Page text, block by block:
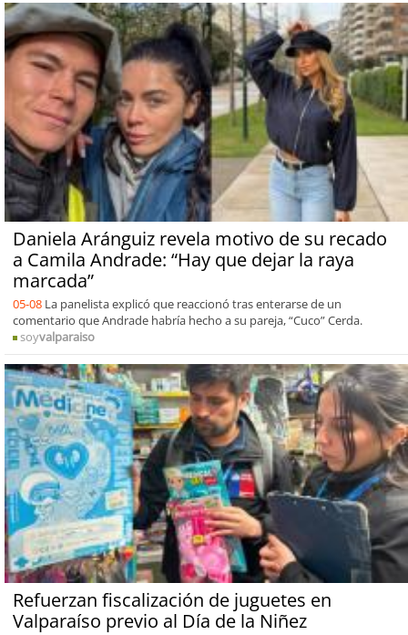
Daniela Aránguiz revela motivo de su recado
a Camila Andrade: “Hay que dejar la raya
marcada”
05-08 La panelista explicó que reaccionó tras enterarse de un
comentario que Andrade habría hecho a su pareja, “Cuco” Cerda.
soyvalparaiso
Refuerzan fiscalización de juguetes en
Valparaíso previo al Día de la Niñez